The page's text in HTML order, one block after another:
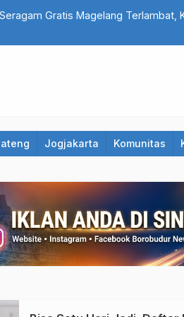
Gratis Magelang Terlambat,
Jogjakarta Komunitas